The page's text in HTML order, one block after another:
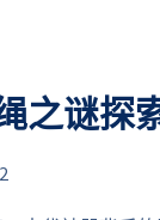
之谜探